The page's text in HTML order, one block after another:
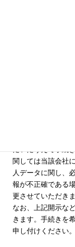
関しては当該会社
人データに関し、
報が不正確である
更させていただきま
なお、上記開示な
きます。手続きを
申し付けください。